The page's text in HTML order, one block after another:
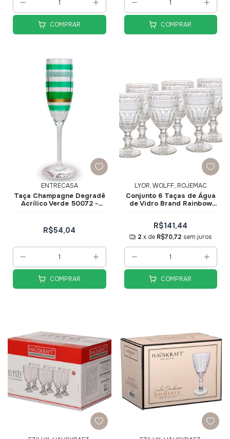
COMPRAR COMPRAR
ENTRECASA
Taça Champagne Degradê
Acrílico Verde 50072 -
R$54,04
COMPRAR
LYOR, WOLFF, ROJEMAC
Conjunto 6 Taças de Água
de Vidro Brand Rainbow
R$141,44
2 x de R$70,72 sem juros
COMPRAR